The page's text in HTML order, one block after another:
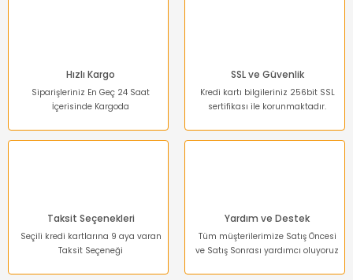
Hızlı Kargo
Siparişleriniz En Geç 24 Saat
İçerisinde Kargoda
SSL ve Güvenlik
Kredi kartı bilgileriniz 256bit SSL
sertifikası ile korunmaktadır.
Taksit Seçenekleri
Seçili kredi kartlarına 9 aya varan
Taksit Seçeneği
Yardım ve Destek
Tüm müşterilerimize Satış Öncesi
ve Satış Sonrası yardımcı oluyoruz